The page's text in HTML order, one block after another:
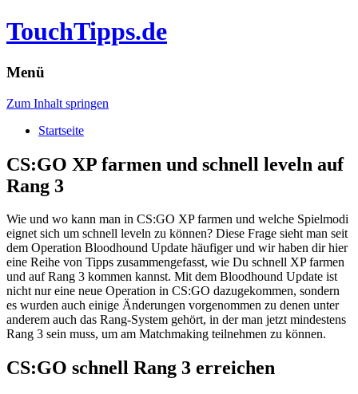
TouchTipps.de
Menü
Zum Inhalt springen
Startseite
CS:GO XP farmen und schnell leveln auf
Rang 3
Wie und wo kann man in CS:GO XP farmen und welche Spielmodi
eignet sich um schnell leveln zu können? Diese Frage sieht man seit
dem Operation Bloodhound Update häufiger und wir haben dir hier
eine Reihe von Tipps zusammengefasst, wie Du schnell XP farmen
und auf Rang 3 kommen kannst. Mit dem Bloodhound Update ist
nicht nur eine neue Operation in CS:GO dazugekommen, sondern
es wurden auch einige Änderungen vorgenommen zu denen unter
anderem auch das Rang-System gehört, in der man jetzt mindestens
Rang 3 sein muss, um am Matchmaking teilnehmen zu können.
CS:GO schnell Rang 3 erreichen